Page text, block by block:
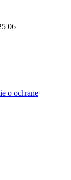
06
o ochrane